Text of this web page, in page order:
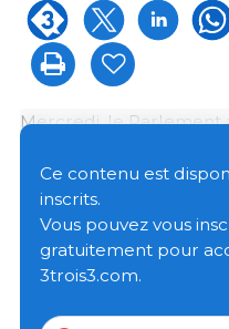
Mercredi, le Parlement
la PAC et du règlement
votes pour, 130 contre
ont adopté le projet de
techniques proposées
par la commission de
Ce contenu est
inscrits.
Vous pouvez vous
gratuitement pour
3trois3.com.